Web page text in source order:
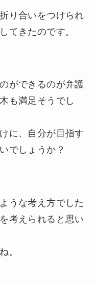
り合いをつけられ
てきたのです。
ができるのが弁護
も満足そうでし
に、自分が目指す
でしょうか？
うな考え方でした
考えられると思い
。